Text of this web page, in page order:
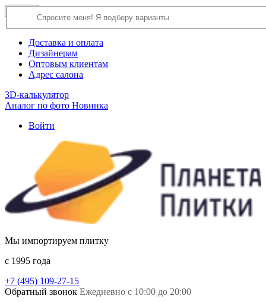
О компании
Доставка и оплата
Дизайнерам
Оптовым клиентам
Адрес салона
3D-калькулятор
Аналог по фото Новинка
Войти
Мы импортируем плитку
c 1995 года
+7 (495) 109-27-15
Обратный звонок Ежедневно с 10:00 до 20:00